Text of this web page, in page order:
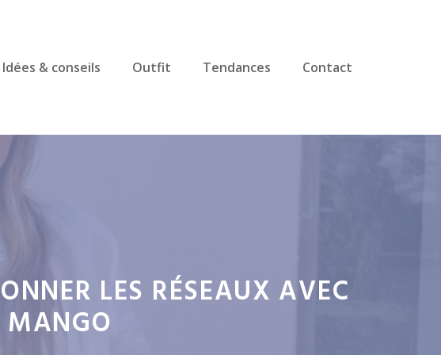
Idées & conseils Outfit Tendances Contact
LES RÉSEAUX AVEC
MANGO